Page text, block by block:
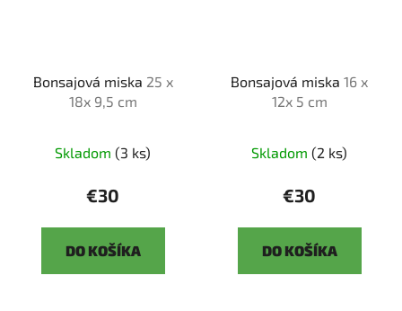
Bonsajová miska 25 x
18x 9,5 cm
Skladom (3 ks)
€30
DO KOŠÍKA
Bonsajová miska 16 x
12x 5 cm
Skladom (2 ks)
€30
DO KOŠÍKA